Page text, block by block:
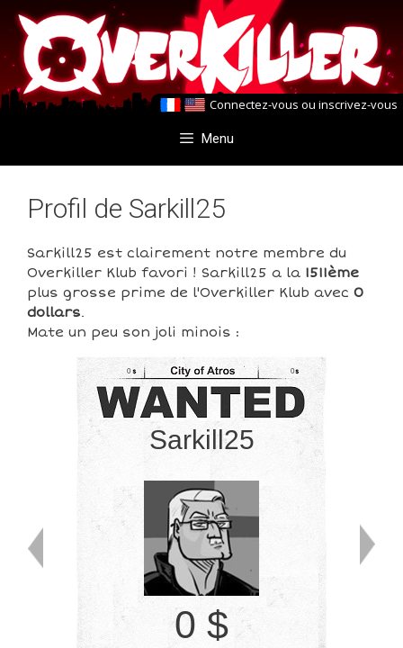
Aller
au
contenu
Aller
au
contenu
Connectez-vous ou inscrivez-vous
Menu
Profil de Sarkill25
Sarkill25 est clairement notre membre du
Overkiller Klub favori ! Sarkill25 a la 1511ème
plus grosse prime de l'Overkiller Klub avec 0
dollars.
Mate un peu son joli minois :
0
Sarkill25
0
0 $